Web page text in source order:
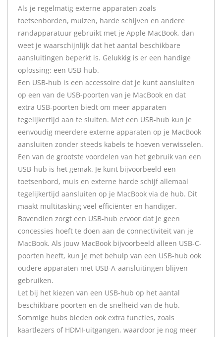
Als je regelmatig externe apparaten zoals
toetsenborden, muizen, harde schijven en andere
randapparatuur gebruikt met je Apple MacBook, dan
weet je waarschijnlijk dat het aantal beschikbare
aansluitingen beperkt is. Gelukkig is er een handige
oplossing: een USB-hub.
Een USB-hub is een accessoire dat je kunt aansluiten
op een van de USB-poorten van je MacBook en dat
extra USB-poorten biedt om meer apparaten
tegelijkertijd aan te sluiten. Met een USB-hub kun je
eenvoudig meerdere externe apparaten op je MacBook
aansluiten zonder steeds kabels te hoeven verwisselen.
Een van de grootste voordelen van het gebruik van een
USB-hub is het gemak. Je kunt bijvoorbeeld een
toetsenbord, muis en externe harde schijf allemaal
tegelijkertijd aansluiten op je MacBook via de hub. Dit
maakt multitasking veel efficiënter en handiger.
Bovendien zorgt een USB-hub ervoor dat je geen
concessies hoeft te doen aan de connectiviteit van je
MacBook. Als jouw MacBook bijvoorbeeld alleen USB-C-
poorten heeft, kun je met behulp van een USB-hub ook
oudere apparaten met USB-A-aansluitingen blijven
gebruiken.
Let bij het kiezen van een USB-hub op het aantal
beschikbare poorten en de snelheid van de hub.
Sommige hubs bieden ook extra functies, zoals
kaartlezers of HDMI-uitgangen, waardoor je nog meer